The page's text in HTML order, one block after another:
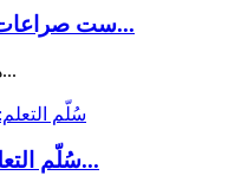
ست صراعات داخلية .. تدل على انك ذو معدل...
هند الجندي ينظر معظم الناس للأذكياء...
سُلّم التعلم: أربع خطوات لإتقان أي مهارة...